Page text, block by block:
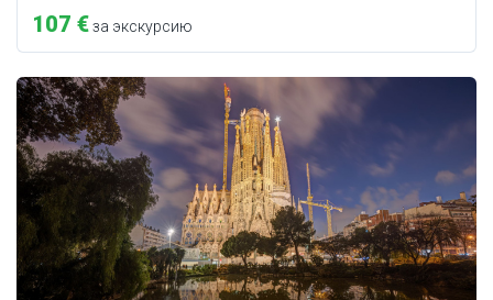
107 €за экскурсию